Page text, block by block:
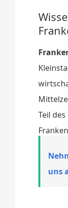
Teil
uns